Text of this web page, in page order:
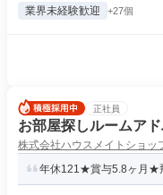
業界未経験歓迎 +27個
正社員
お部屋探しルームア
株式会社ハウスメイトショッ
年休121★賞与5.8ヶ月★